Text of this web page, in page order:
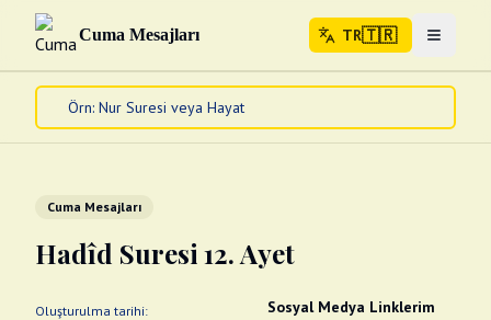
Cuma Mesajları TR🇹🇷 Menuyu
Ana Sayfa
Diğer
Cuma Mesajları
Hadîd Suresi 12. Ayet
Oluşturulma tarihi:
Sosyal Medya Linklerim